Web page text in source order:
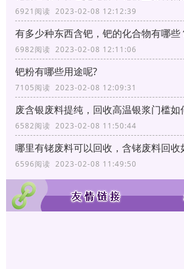
6921阅读 2023-02-08 12:12:39
有多少种东西含钯，钯的化合物有哪些
6982阅读 2023-02-08 12:11:06
钯粉有哪些用途呢?
7105阅读 2023-02-08 12:09:31
废含银废料提纯，回收高温银浆门槛如
6582阅读 2023-02-08 11:50:44
哪里有铑废料可以回收，含铑废料回收
6596阅读 2023-02-08 11:49:50